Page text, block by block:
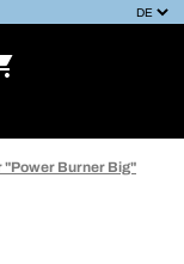
"Power Burner Big"